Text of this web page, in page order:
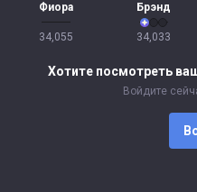
Фиора
34,055
Брэнд
34,033
Хотите посмотреть
Войдите